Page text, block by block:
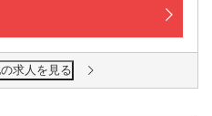
求人を見る